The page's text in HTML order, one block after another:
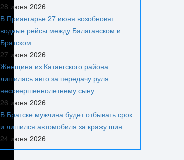
28 июня 2026
В Приангарье 27 июня возобновят
водные рейсы между Балаганском и
Братском
27 июня 2026
Женщина из Катангского района
лишилась авто за передачу руля
несовершеннолетнему сыну
26 июня 2026
В Братске мужчина будет отбывать срок
и лишился автомобиля за кражу шин
24 июня 2026